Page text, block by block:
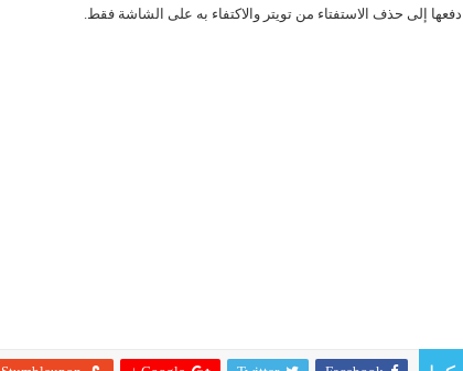
دفعها إلى حذف الاستفتاء من تويتر والاكتفاء به على الشاشة فقط.